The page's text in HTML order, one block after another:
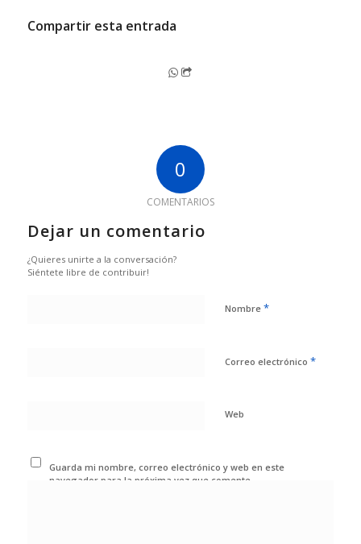
Compartir esta entrada
0
COMENTARIOS
Dejar un comentario
¿Quieres unirte a la conversación?
Siéntete libre de contribuir!
Nombre *
Correo electrónico *
Web
Guarda mi nombre, correo electrónico y web en este
navegador para la próxima vez que comente.